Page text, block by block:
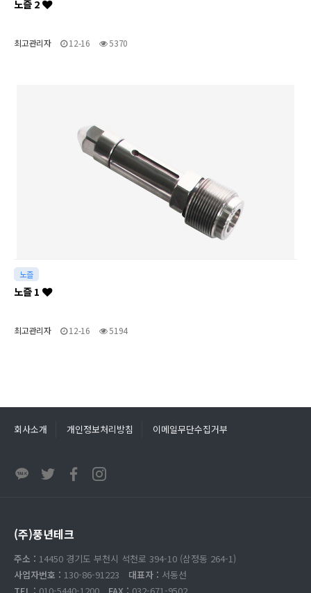
노즐 2
최고관리자 12-16 5370
노즐
노즐 1
최고관리자 12-16 5194
회사소개 개인정보처리방침 이메일무단수집거부
(주)풍년테크
주소 : 14450 경기도 부천시 석천로 394-10 (삼정동 264-1)
사업자번호 : 130-86-91223 대표자 : 서동선